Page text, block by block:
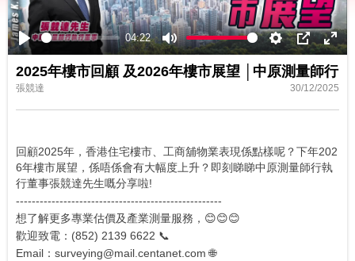
Play
04:22
Mute Settings
PIP
2025年樓市回顧 及2026年樓市展望 │中原測量師行
張競達 30/12/2025
回顧2025年，香港住宅樓市、工商舖物業表現係點樣呢？下年202
6年樓市展望，係唔係會有大幅度上升？即刻睇睇中原測量師行執
行董事張競達先生嘅分享啦!
----------------------------------------------------
想了解更多專業估價及產業測量服務，😊😊😊
歡迎致電：(852) 2139 6622 📞
Email：surveying@mail.centanet.com 🌐